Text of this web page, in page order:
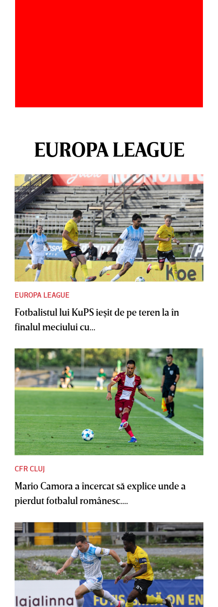
EUROPA LEAGUE
EUROPA LEAGUE
Fotbalistul lui KuPS ieşit de pe teren la în
finalul meciului cu...
CFR CLUJ
Mario Camora a încercat să explice unde a
pierdut fotbalul românesc....